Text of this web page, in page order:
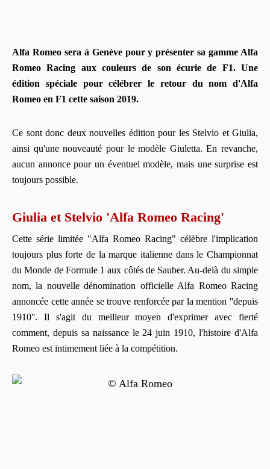
Alfa Romeo sera à Genève pour y présenter sa gamme Alfa
Romeo Racing aux couleurs de son écurie de F1. Une
édition spéciale pour célébrer le retour du nom d'Alfa
Romeo en F1 cette saison 2019.
Ce sont donc deux nouvelles édition pour les Stelvio et Giulia,
ainsi qu'une nouveauté pour le modèle Giuletta. En revanche,
aucun annonce pour un éventuel modèle, mais une surprise est
toujours possible.
Giulia et Stelvio 'Alfa Romeo Racing'
Cette série limitée "Alfa Romeo Racing" célèbre l'implication
toujours plus forte de la marque italienne dans le Championnat
du Monde de Formule 1 aux côtés de Sauber. Au-delà du simple
nom, la nouvelle dénomination officielle Alfa Romeo Racing
annoncée cette année se trouve renforcée par la mention ''depuis
1910''. Il s'agit du meilleur moyen d'exprimer avec fierté
comment, depuis sa naissance le 24 juin 1910, l'histoire d'Alfa
Romeo est intimement liée à la compétition.